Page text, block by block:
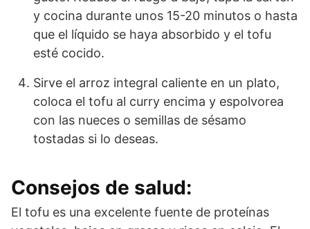
y cocina durante unos 15-20 minutos o hasta
que el líquido se haya absorbido y el tofu
esté cocido.
Sirve el arroz integral caliente en un plato,
coloca el tofu al curry encima y espolvorea
con las nueces o semillas de sésamo
tostadas si lo deseas.
Consejos de salud:
El tofu es una excelente fuente de proteínas